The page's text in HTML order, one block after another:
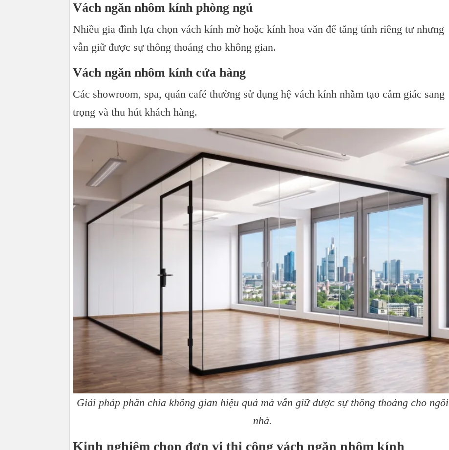
Vách ngăn nhôm kính phòng ngủ
Nhiều gia đình lựa chọn vách kính mờ hoặc kính hoa văn để tăng tính riêng tư nhưng
vẫn giữ được sự thông thoáng cho không gian.
Vách ngăn nhôm kính cửa hàng
Các showroom, spa, quán café thường sử dụng hệ vách kính nhằm tạo cảm giác sang
trọng và thu hút khách hàng.
Giải pháp phân chia không gian hiệu quả mà vẫn giữ được sự thông thoáng cho ngôi
nhà.​​​​​​​
Kinh nghiệm chọn đơn vị thi công vách ngăn nhôm kính